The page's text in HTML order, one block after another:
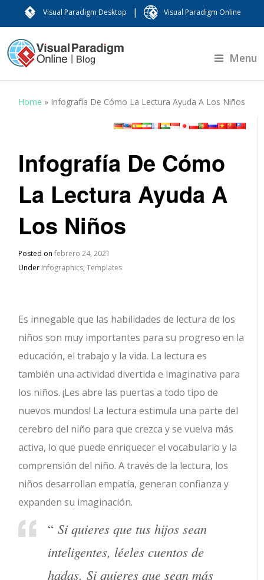
Visual Paradigm Desktop | Visual Paradigm Online
Menu
Home » Infografía De Cómo La Lectura Ayuda A Los Niños
Infografía De Cómo
La Lectura Ayuda A
Los Niños
Posted onfebrero 24, 2021
Under Infographics,Templates
Es innegable que las habilidades de lectura de los
niños son muy importantes para su progreso en la
educación, el trabajo y la vida. La lectura es
también una actividad divertida e imaginativa para
los niños. ¡Les abre las puertas a todo tipo de
nuevos mundos! La lectura estimula una parte del
cerebro del niño para que crezca y se vuelva más
activa, lo que puede enriquecer el vocabulario y la
comprensión del niño. A través de la lectura, los
niños desarrollan empatía, generan confianza y
expanden su imaginación.
“Si quieres que tus hijos sean
inteligentes, léeles cuentos de
hadas. Si quieres que sean más